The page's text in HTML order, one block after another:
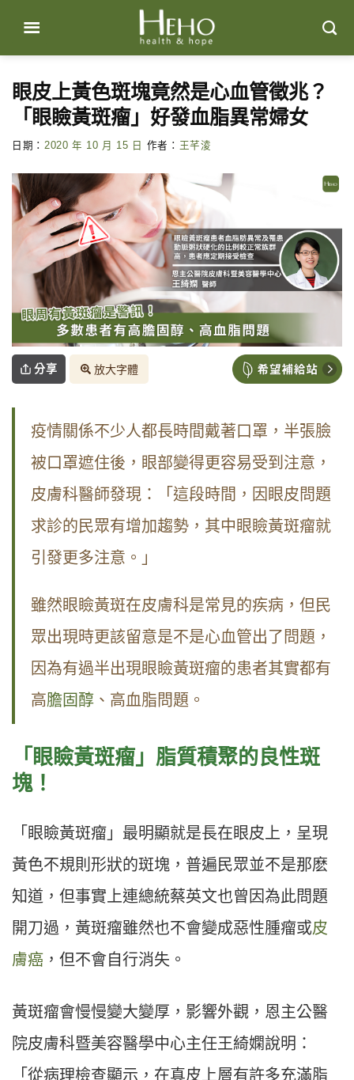
content
眼皮上黃色斑塊竟然是心血管徵兆？
「眼瞼黃斑瘤」好發血脂異常婦女
日期： 2020 年 10 月 15 日 作者： 王芊淩
分享 放大字體
疫情關係不少人都長時間戴著口罩，半張臉
被口罩遮住後，眼部變得更容易受到注意，
皮膚科醫師發現：「這段時間，因眼皮問題
求診的民眾有增加趨勢，其中眼瞼黃斑瘤就
引發更多注意。」
雖然眼瞼黃斑在皮膚科是常見的疾病，但民
眾出現時更該留意是不是心血管出了問題，
因為有過半出現眼瞼黃斑瘤的患者其實都有
高膽固醇 、高血脂問題。
「眼瞼黃斑瘤」 脂質積聚的良性斑
塊！
「眼瞼黃斑瘤」最明顯就是長在眼皮上，呈現
黃色不規則形狀的斑塊，普遍民眾並不是那麽
知道，但事實上連總統蔡英文也曾因為此問題
開刀過，黃斑瘤雖然也不會變成惡性腫瘤或皮
膚癌 ，但不會自行消失。
黃斑瘤會慢慢變大變厚，影響外觀，恩主公醫
院皮膚科暨美容醫學中心主任王綺嫻說明：
「從病理檢查顯示，在真皮上層有許多充滿脂